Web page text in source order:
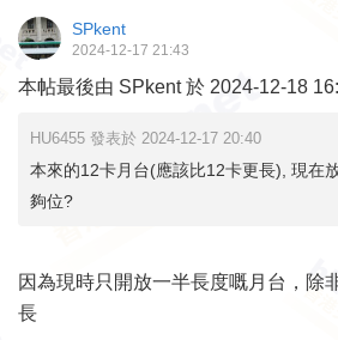
SPkent
2024-12-17 21:43
本帖最後由 SPkent 於 2024-12-18
HU6455 發表於 2024-12-17 20:40
本來的12卡月台(應該比12卡更長), 現在
夠位?
因為現時只開放一半長度嘅月台，除
長